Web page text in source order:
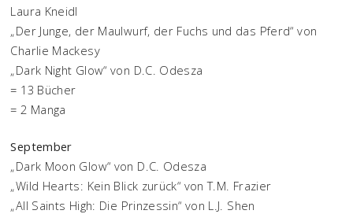
Laura Kneidl
„Der Junge, der Maulwurf, der Fuchs und das Pferd“ von
Charlie Mackesy
„Dark Night Glow“ von D.C. Odesza
= 13 Bücher
= 2 Manga
September
„Dark Moon Glow“ von D.C. Odesza
„Wild Hearts: Kein Blick zurück“ von T.M. Frazier
„All Saints High: Die Prinzessin“ von L.J. Shen